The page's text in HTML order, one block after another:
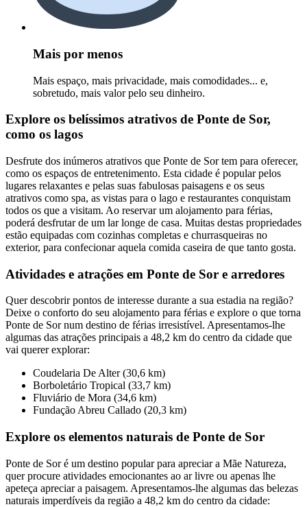
Mais por menos
Mais espaço, mais privacidade, mais comodidades... e,
sobretudo, mais valor pelo seu dinheiro.
Explore os belíssimos atrativos de Ponte de Sor,
como os lagos
Desfrute dos inúmeros atrativos que Ponte de Sor tem para oferecer,
como os espaços de entretenimento. Esta cidade é popular pelos
lugares relaxantes e pelas suas fabulosas paisagens e os seus
atrativos como spa, as vistas para o lago e restaurantes conquistam
todos os que a visitam. Ao reservar um alojamento para férias,
poderá desfrutar de um lar longe de casa. Muitas destas propriedades
estão equipadas com cozinhas completas e churrasqueiras no
exterior, para confecionar aquela comida caseira de que tanto gosta.
Atividades e atrações em Ponte de Sor e arredores
Quer descobrir pontos de interesse durante a sua estadia na região?
Deixe o conforto do seu alojamento para férias e explore o que torna
Ponte de Sor num destino de férias irresistível. Apresentamos-lhe
algumas das atrações principais a 48,2 km do centro da cidade que
vai querer explorar:
Coudelaria De Alter (30,6 km)
Borboletário Tropical (33,7 km)
Fluviário de Mora (34,6 km)
Fundação Abreu Callado (20,3 km)
Explore os elementos naturais de Ponte de Sor
Ponte de Sor é um destino popular para apreciar a Mãe Natureza,
quer procure atividades emocionantes ao ar livre ou apenas lhe
apeteça apreciar a paisagem. Apresentamos-lhe algumas das belezas
naturais imperdíveis da região a 48,2 km do centro da cidade: